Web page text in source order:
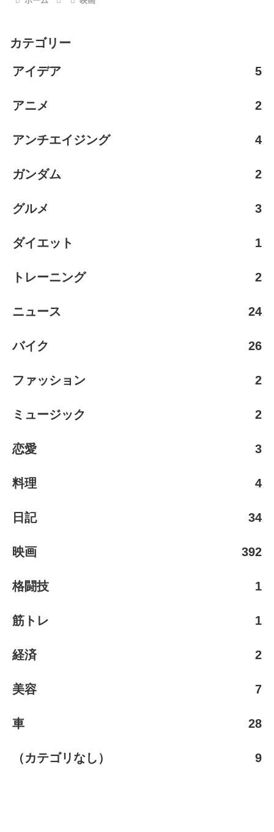
カテゴリー
アイデア 5
アニメ 2
アンチエイジング 4
ガンダム 2
グルメ 3
ダイエット 1
トレーニング 2
ニュース 24
バイク 26
ファッション 2
ミュージック 2
恋愛 3
料理 4
日記 34
映画 392
格闘技 1
筋トレ 1
経済 2
美容 7
車 28
（カテゴリなし） 9